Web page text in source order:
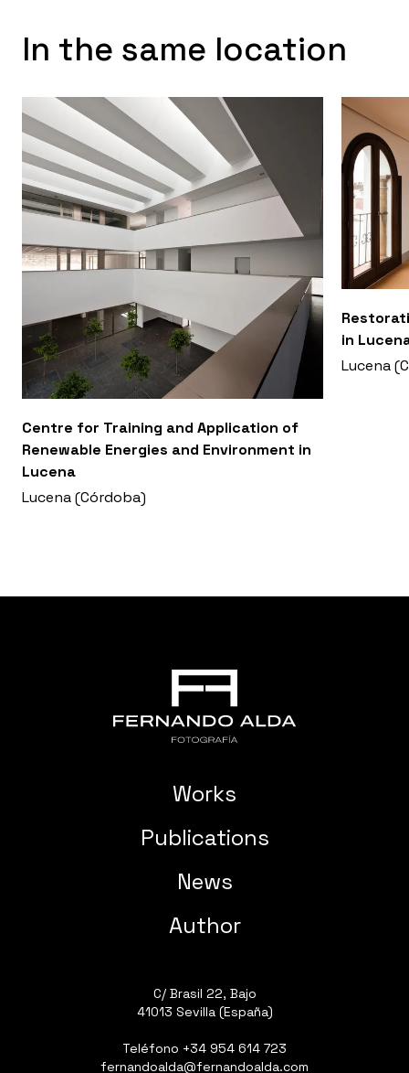
In the same location
Centre for Training and Application of
Renewable Energies and Environment in
Lucena
Lucena (Córdoba)
in
Lucena
Works
Publications
News
Author
C/ Brasil 22, Bajo
41013 Sevilla (España)
Teléfono +34 954 614 723
fernandoalda@fernandoalda.com